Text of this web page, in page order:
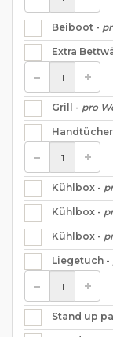
Beiboot -
Extra
Grill - pro
Kühlbox -
Kühlbox -
Kühlbox -
Liegetuch -
Stand up